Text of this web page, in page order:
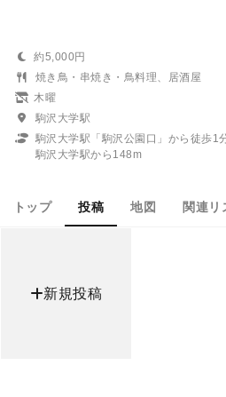
約5,000円
焼き鳥・串焼き・鳥料理、居酒屋
木曜
駒沢大学駅
駒沢大学駅「駒沢公園口」から徒歩1
駒沢大学駅から148m
トップ 投稿 地図 関連リ
新規投稿